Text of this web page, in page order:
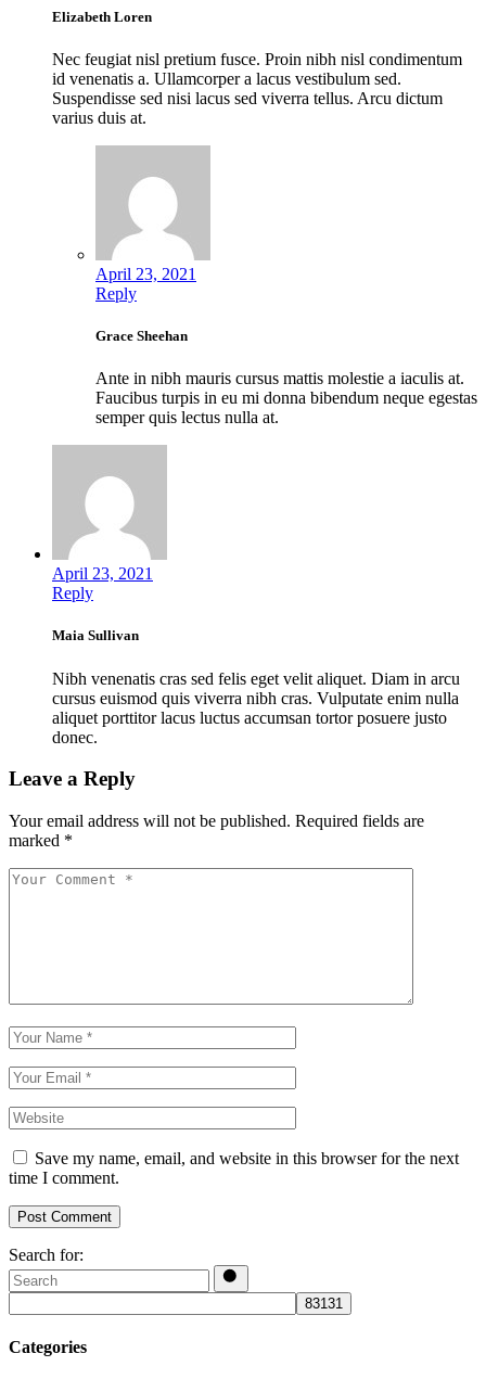
Elizabeth Loren
Nec feugiat nisl pretium fusce. Proin nibh nisl condimentum
id venenatis a. Ullamcorper a lacus vestibulum sed.
Suspendisse sed nisi lacus sed viverra tellus. Arcu dictum
varius duis at.
April 23, 2021
Reply
Grace Sheehan
Ante in nibh mauris cursus mattis molestie a iaculis at.
Faucibus turpis in eu mi donna bibendum neque egestas
semper quis lectus nulla at.
April 23, 2021
Reply
Maia Sullivan
Nibh venenatis cras sed felis eget velit aliquet. Diam in arcu
cursus euismod quis viverra nibh cras. Vulputate enim nulla
aliquet porttitor lacus luctus accumsan tortor posuere justo
donec.
Leave a Reply
Your email address will not be published. Required fields are
marked *
Save my name, email, and website in this browser for the next
time I comment.
Post Comment
Search for:
Categories